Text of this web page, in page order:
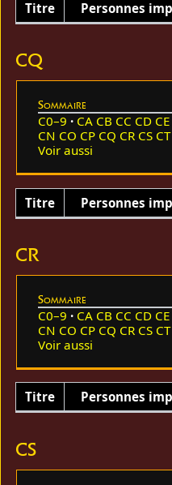
Titre Personnes
CQ
Sommaire
C0–9 CA CB CC CD CE
CN CO CP CQ CR CS CT
Voir aussi
Titre Personnes
CR
Sommaire
C0–9 CA CB CC CD CE
CN CO CP CQ CR CS CT
Voir aussi
Titre Personnes
CS